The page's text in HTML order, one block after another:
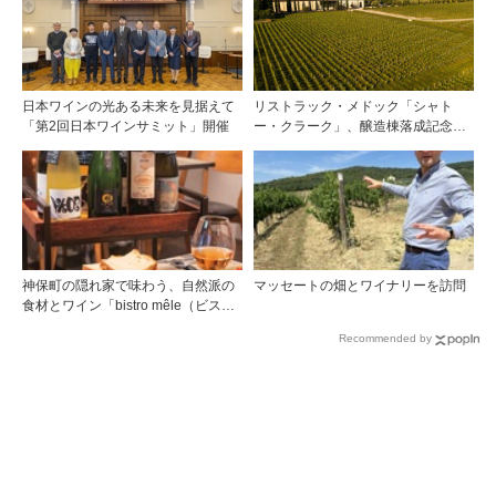
日本ワインの光ある未来を見据えて
「第2回日本ワインサミット」開催
リストラック・メドック「シャト
ー・クラーク」、醸造棟落成記念夕
神保町の隠れ家で味わう、自然派の
食材とワイン「bistro mêle（ビスト
マッセートの畑とワイナリーを訪問
Recommended by